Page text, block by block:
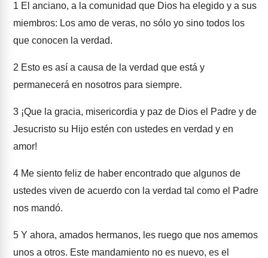
1 El anciano, a la comunidad que Dios ha elegido y a sus
miembros: Los amo de veras, no sólo yo sino todos los
que conocen la verdad.
2 Esto es así a causa de la verdad que está y
permanecerá en nosotros para siempre.
3 ¡Que la gracia, misericordia y paz de Dios el Padre y de
Jesucristo su Hijo estén con ustedes en verdad y en
amor!
4 Me siento feliz de haber encontrado que algunos de
ustedes viven de acuerdo con la verdad tal como el Padre
nos mandó.
5 Y ahora, amados hermanos, les ruego que nos amemos
unos a otros. Este mandamiento no es nuevo, es el